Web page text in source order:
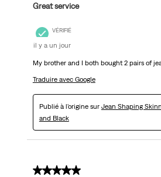
Great service
VÉRIFIÉ
il y a un jour
My brother and I both bought 2 pairs of
Traduire avec Google
Publié à l'origine sur Jean Shaping
and Black
5 sur 5 étoiles.